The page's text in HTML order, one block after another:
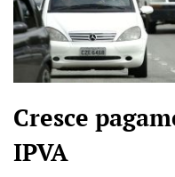
Cresce
IPVA